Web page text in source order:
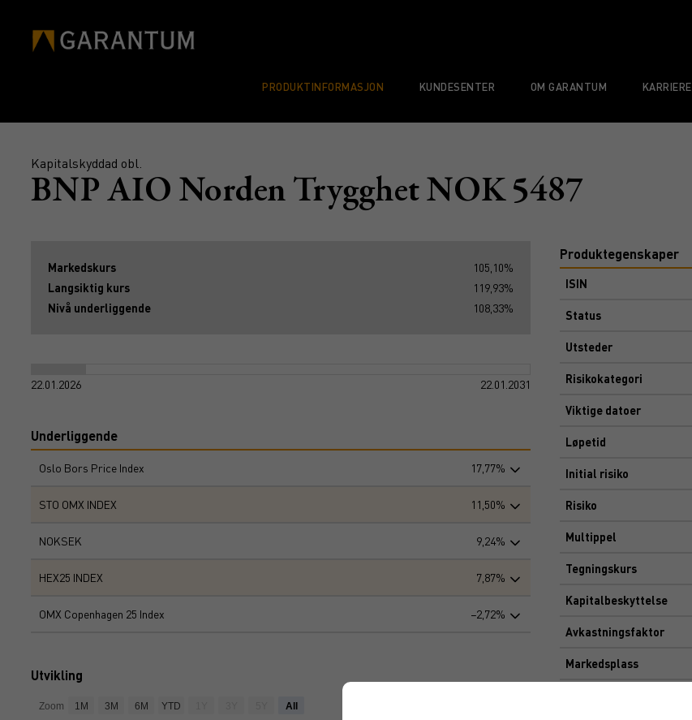
PRODUKTINFORMASJON KUNDESENTER OM GARANTUM KARRIERE
Kapitalskyddad obl.
BNP AIO Norden Trygghet NOK 5487
Markedskurs
105,10%
Langsiktig kurs
119,93%
Nivå underliggende
108,33%
22.01.2026 22.01.2031
Underliggende
Oslo Bors Price Index 17,77%
STO OMX INDEX 11,50%
NOKSEK 9,24%
HEX25 INDEX 7,87%
OMX Copenhagen 25 Index −2,72%
Utvikling
Zoom 1M 3M 6M YTD All
Produktegenskaper
ISIN
Status
Utsteder
Risikokategori
Viktige datoer
Løpetid
Initial risiko
Risiko
Multippel
Tegningskurs
Kapitalbeskyttelse
Avkastningsfaktor
Markedsplass